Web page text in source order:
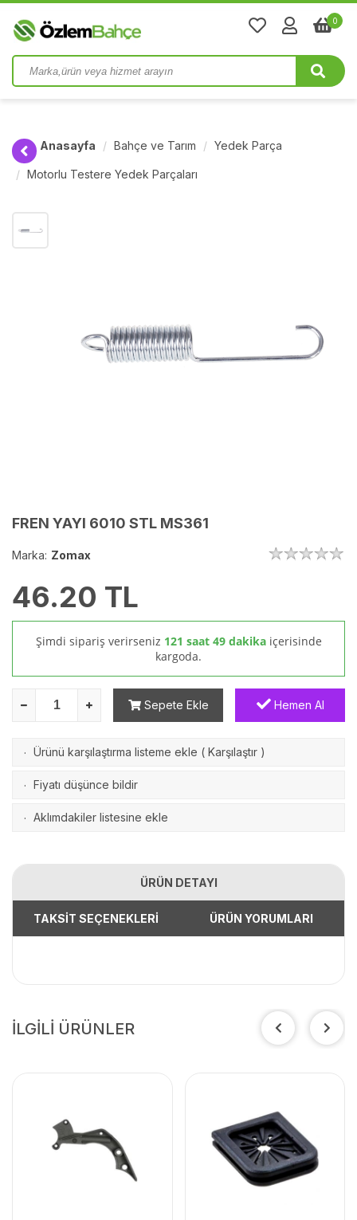
0
Anasayfa Bahçe ve Tarım Yedek Parça
Motorlu Testere Yedek Parçaları
FREN YAYI 6010 STL MS361
Marka: Zomax
46.20 TL
Şimdi sipariş verirseniz 121 saat 49 dakika içerisinde
kargoda.
Sepete Ekle Hemen Al
· Ürünü karşılaştırma listeme ekle ( Karşılaştır )
· Fiyatı düşünce bildir
· Aklımdakiler listesine ekle
ÜRÜN DETAYI
TAKSİT SEÇENEKLERİ ÜRÜN YORUMLARI
İLGİLİ ÜRÜNLER